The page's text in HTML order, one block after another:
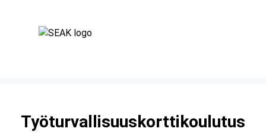
Työturvallisuuskorttikoulutus